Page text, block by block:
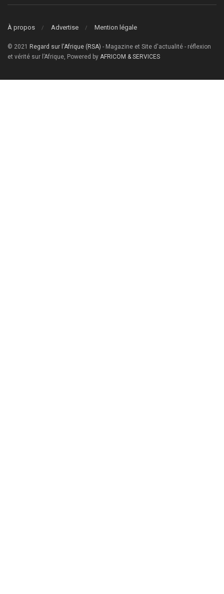
À propos Advertise Mention légale
© 2021 Regard sur l'Afrique (RSA) - Magazine et Site d'actualité - réflexion
et vérité sur l’Afrique, Powered by AFRICOM & SERVICES